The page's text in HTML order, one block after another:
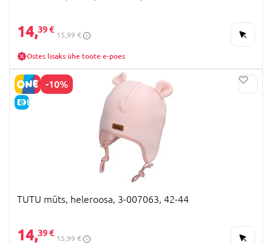
14,39 €
15,99 €
Ostes lisaks ühe toote e-poes
-10%
E-HIND
TUTU müts, heleroosa, 3-007063, 42-44
14,39 €
15,99 €